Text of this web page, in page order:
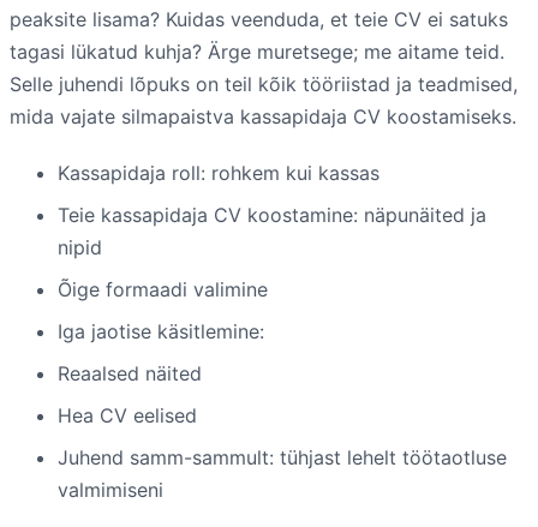
peaksite lisama? Kuidas veenduda, et teie CV ei satuks
tagasi lükatud kuhja? Ärge muretsege; me aitame teid.
Selle juhendi lõpuks on teil kõik tööriistad ja teadmised,
mida vajate silmapaistva kassapidaja CV koostamiseks.
Kassapidaja roll: rohkem kui kassas
Teie kassapidaja CV koostamine: näpunäited ja
nipid
Õige formaadi valimine
Iga jaotise käsitlemine:
Reaalsed näited
Hea CV eelised
Juhend samm-sammult: tühjast lehelt töötaotluse
valmimiseni